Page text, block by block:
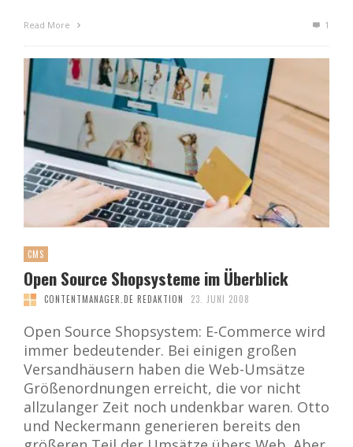
Read More 1
CMS
Open Source Shopsysteme im Überblick
CONTENTMANAGER.DE REDAKTION 23. JUNI 2008
Open Source Shopsystem: E-Commerce wird
immer bedeutender. Bei einigen großen
Versandhäusern haben die Web-Umsätze
Größenordnungen erreicht, die vor nicht
allzulanger Zeit noch undenkbar waren. Otto
und Neckermann generieren bereits den